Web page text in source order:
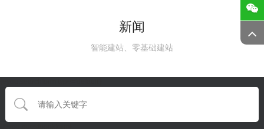
新闻
智能建站、零基础建站